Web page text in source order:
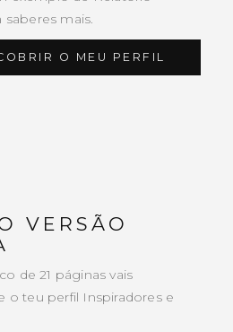
saberes mais.
O MEU PERFIL
VERSÃO
de 21 páginas vais
o teu perfil Inspiradores e